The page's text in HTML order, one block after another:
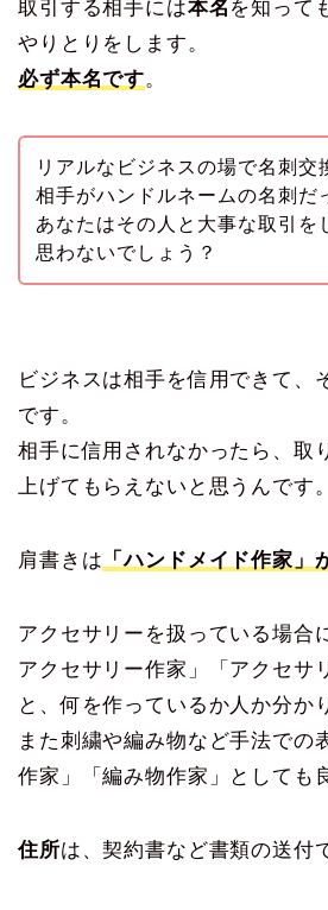
取引する相手には本名 を知って
やりとりをします。
必ず本名です。
リアルなビジネスの場で名刺交
相手がハンドルネームの名刺だ
あなたはその人と大事な取引を
思わないでしょう？
ビジネスは相手を信用できて、
です。
相手に信用されなかったら、取
上げてもらえないと思うんです。
肩書きは 「ハンドメイド作家」
アクセサリーを扱っている場合
アクセサリー作家」「アクセサ
と、何を作っているか人か分か
また刺繍や編み物など手法での
作家」「編み物作家」としても
住所は、契約書など書類の送付